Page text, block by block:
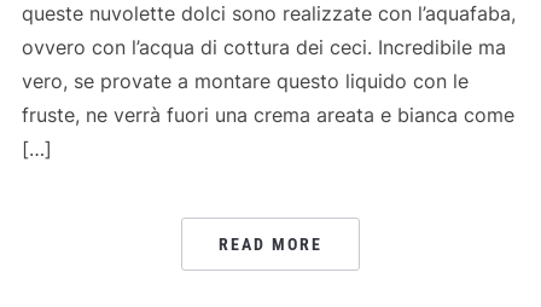
queste nuvolette dolci sono realizzate con l’aquafaba,
ovvero con l’acqua di cottura dei ceci. Incredibile ma
vero, se provate a montare questo liquido con le
fruste, ne verrà fuori una crema areata e bianca come
[…]
READ MORE